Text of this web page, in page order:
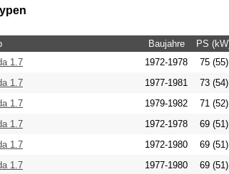
Baujahre PS
1.7 1972-1978 75 (55)
1.7 1977-1981 73 (54)
1.7 1979-1982 71 (52)
1.7 1972-1978 69 (51)
1.7 1972-1980 69 (51)
1.7 1977-1980 69 (51)